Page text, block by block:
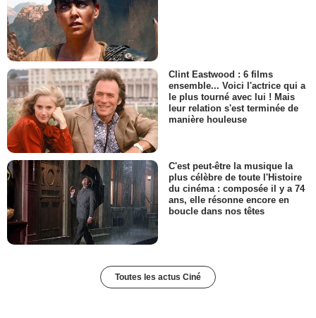
Clint Eastwood : 6 films
ensemble... Voici l'actrice qui a
le plus tourné avec lui ! Mais
leur relation s'est terminée de
manière houleuse
C'est peut-être la musique la
plus célèbre de toute l'Histoire
du cinéma : composée il y a 74
ans, elle résonne encore en
boucle dans nos têtes
Toutes les actus Ciné